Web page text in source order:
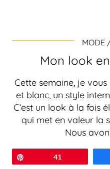
MODE
Mon look
Cette semaine, je
et blanc, un style
C’est un look à la fois
qui met en valeur la
Nous
41